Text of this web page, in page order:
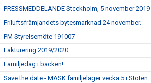
PRESSMEDDELANDE Stockholm, 5 november 2019
Friluftsfrämjandets bytesmarknad 24 november.
PM Styrelsemöte 191007
Fakturering 2019/2020
Familjedag i backen!
Save the date - MASK familjeläger vecka 5 i Stöten